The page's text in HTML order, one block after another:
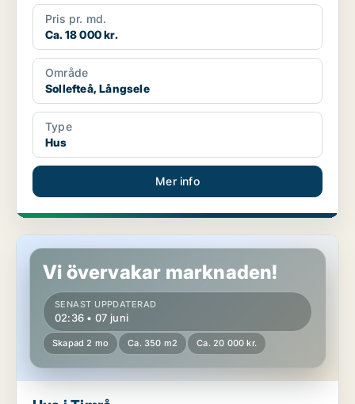
Pris pr. md.
Ca. 18 000 kr.
Område
Sollefteå, Långsele
Type
Hus
Mer info
Hus i Timrå
Vi övervakar marknaden!
SENAST UPPDATERAD
02:36 • 07 juni
Skapad 2 mo Ca. 350 m2 Ca. 20 000 kr.